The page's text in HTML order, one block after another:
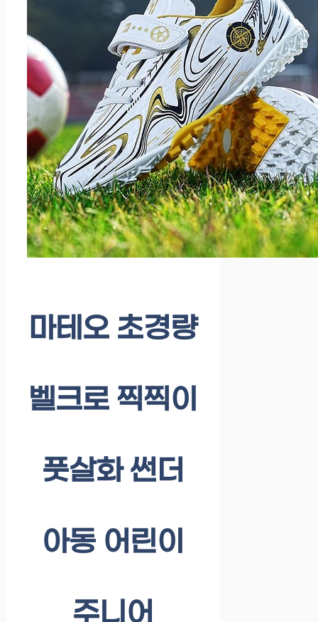
마테오 초경량
벨크로 찍찍이
풋살화 썬더
아동 어린이
주니어